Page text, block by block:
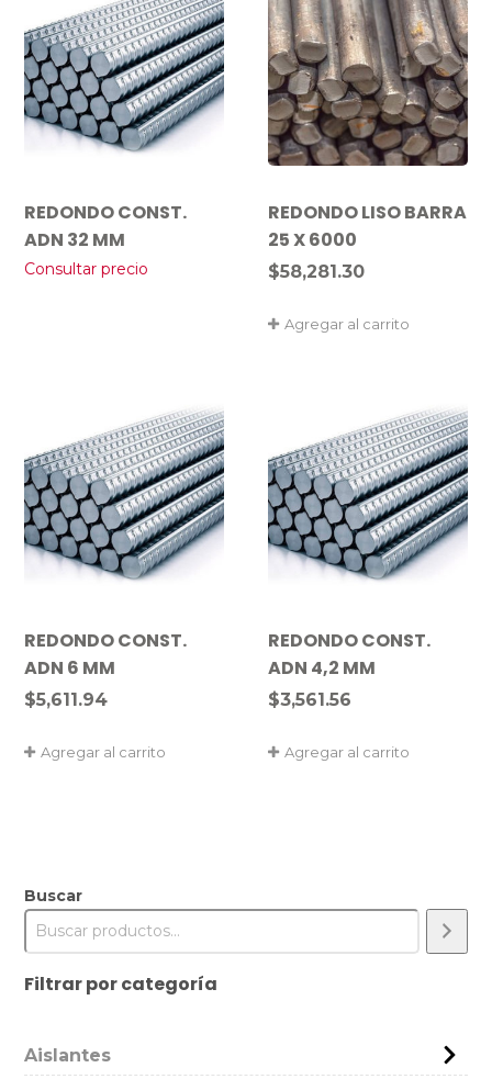
REDONDO CONST.
ADN 32 MM
Consultar precio
REDONDO LISO BARRA
25 X 6000
$58,281.30
Agregar al carrito
REDONDO CONST.
ADN 6 MM
$5,611.94
Agregar al carrito
REDONDO CONST.
ADN 4,2 MM
$3,561.56
Agregar al carrito
Buscar
Filtrar por categoría
Aislantes